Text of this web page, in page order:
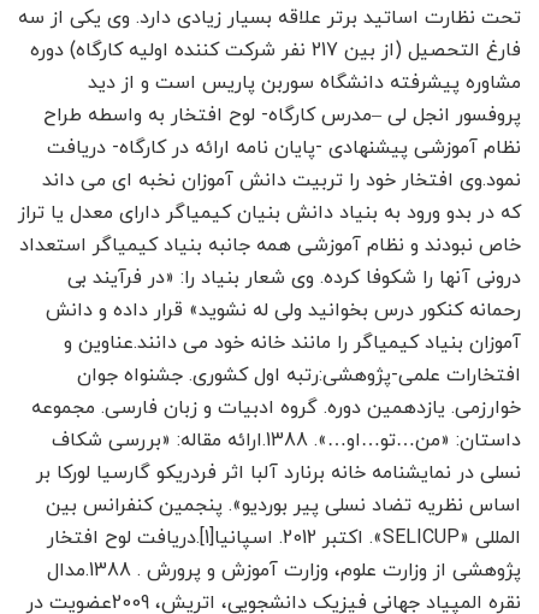
تحت نظارت اساتید برتر علاقه بسیار زیادی دارد. وی یکی از سه
فارغ التحصیل (از بین 217 نفر شرکت کننده اولیه کارگاه) دوره
مشاوره پیشرفته دانشگاه سوربن پاریس است و از دید
پروفسور انجل لی –مدرس کارگاه- لوح افتخار به واسطه طراح
نظام آموزشی پیشنهادی -پایان نامه ارائه در کارگاه- دریافت
نمود.وی افتخار خود را تربیت دانش آموزان نخبه ای می داند
که در بدو ورود به بنیاد دانش بنیان کیمیاگر دارای معدل یا تراز
خاص نبودند و نظام آموزشی همه جانبه بنیاد کیمیاگر استعداد
درونی آنها را شکوفا کرده. وی شعار بنیاد را: «در فرآیند بی
رحمانه کنکور درس بخوانید ولی له نشوید» قرار داده و دانش
آموزان بنیاد کیمیاگر را مانند خانه خود می دانند.عناوین و
افتخارات علمی-پژوهشی:رتبه اول کشوری. جشنواه جوان
خوارزمی. یازدهمین دوره. گروه ادبیات و زبان فارسی. مجموعه
داستان: «من…تو…او…». 1388.ارائه مقاله: «بررسی شکاف
نسلی در نمایشنامه خانه برنارد آلبا اثر فردریکو گارسیا لورکا بر
اساس نظریه تضاد نسلی پیر بوردیو». پنجمین کنفرانس بین
المللی «SELICUP». اکتبر 2012. اسپانیا[1].دریافت لوح افتخار
پژوهشی از وزارت علوم، وزارت آموزش و پرورش . 1388.مدال
نقره المپیاد جهانی فیزیک دانشجویی، اتریش، 2009عضویت در